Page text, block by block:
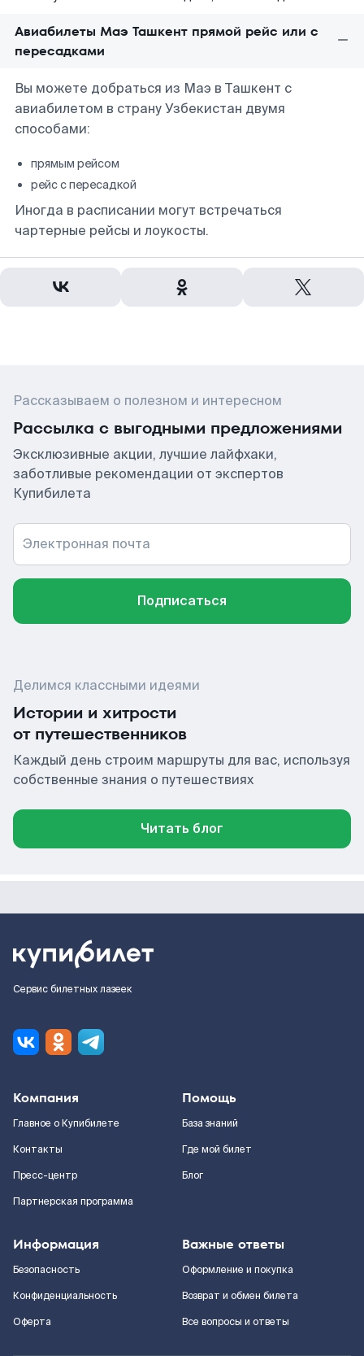
Авиабилеты Маэ Ташкент прямой рейс или с
пересадками
Вы можете добраться из Маэ в Ташкент с
авиабилетом в страну Узбекистан двумя
способами:
прямым рейсом
рейс с пересадкой
Иногда в расписании могут встречаться
чартерные рейсы и лоукосты.
Рассказываем о полезном и интересном
Рассылка с выгодными предложениями
Эксклюзивные акции, лучшие лайфхаки,
заботливые рекомендации от экспертов
Купибилета
Электронная почта
Подписаться
Делимся классными идеями
Истории и хитрости
от путешественников
Каждый день строим маршруты для вас, используя
собственные знания о путешествиях
Читать блог
Сервис билетных лазеек
Компания
Главное о Купибилете
Контакты
Пресс-центр
Партнерская программа
Помощь
База знаний
Где мой билет
Блог
Информация
Безопасность
Конфиденциальность
Оферта
Важные ответы
Оформление и покупка
Возврат и обмен билета
Все вопросы и ответы